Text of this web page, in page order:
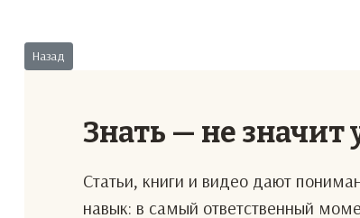
Предыдущий: Задачка #4. Отпустите работать!
Назад
Знать — не значит
Статьи, книги и видео дают
навык: в самый ответственный